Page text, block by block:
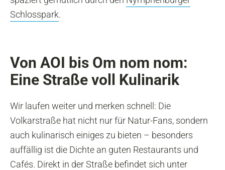
Schlosspark.
Von AOI bis Om nom nom:
Eine Straße voll Kulinarik
Wir laufen weiter und merken schnell: Die
Volkarstraße hat nicht nur für Natur-Fans, sondern
auch kulinarisch einiges zu bieten – besonders
auffällig ist die Dichte an guten Restaurants und
Cafés. Direkt in der Straße befindet sich unter